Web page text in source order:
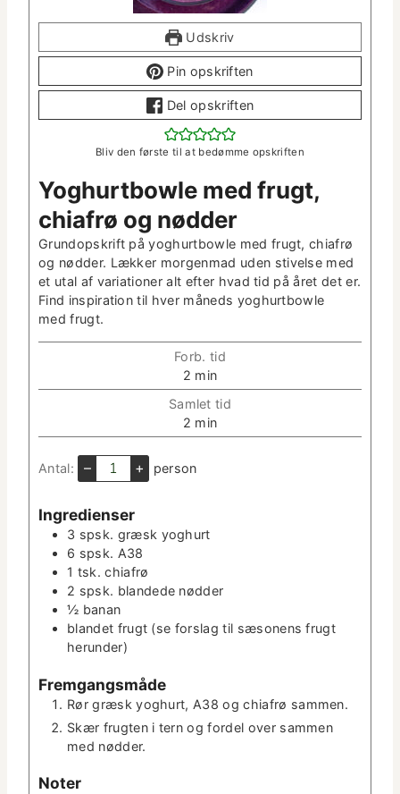
Udskriv
Pin opskriften
Del opskriften
Bliv den første til at bedømme opskriften
Yoghurt­bowle med frugt,
chi­afrø og nødder
Grun­dop­skrift på yoghurt­bowle med frugt, chi­afrø
og nød­der. Lækker mor­gen­mad uden stivelse med
et utal af vari­a­tion­er alt efter hvad tid på året det er.
Find inspi­ra­tion til hver måneds yoghurt­bowle
med frugt.
Forb. tid
2 m
i
n
t
r
min
Sam­let tid
2 m
i
­
­
r
min
Antal: – + per­son
Ingre­di­enser
3 spsk. græsk yoghurt
6 spsk. A38
1 tsk. chi­afrø
2 spsk. bland­ede nødder
½ banan
bland­et frugt (se forslag til sæso­nens frugt
herunder)
Frem­gangsmåde
Rør græsk yoghurt, A38 og chi­afrø sammen.
Skær frugten i tern og fordel over sam­men
med nødder.
Not­er